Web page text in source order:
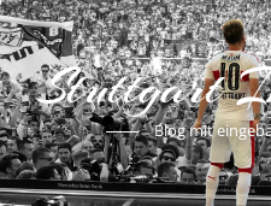
Stuttgart
Blog mit